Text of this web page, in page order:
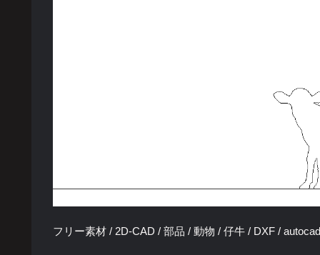
フリー素材 / 2D-CAD / 部品 / 動物 / 仔牛 / DXF /